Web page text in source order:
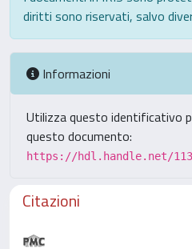
diritti sono riservati, salvo
Informazioni
Utilizza questo identificativo
questo documento:
https://hdl.handle.net/
Citazioni